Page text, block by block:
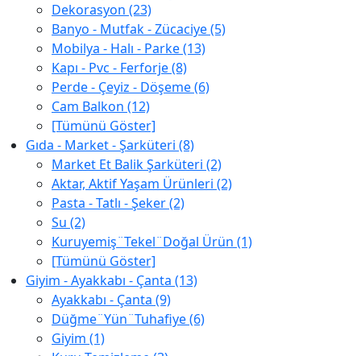
Dekorasyon (23)
Banyo - Mutfak - Zücaciye (5)
Mobilya - Halı - Parke (13)
Kapı - Pvc - Ferforje (8)
Perde - Çeyiz - Döşeme (6)
Cam Balkon (12)
[Tümünü Göster]
Gıda - Market - Şarküteri (8)
Market Et Balik Şarküteri (2)
Aktar, Aktif Yaşam Ürünleri (2)
Pasta - Tatlı - Şeker (2)
Su (2)
Kuruyemiş¨Tekel¨Doğal Ürün (1)
[Tümünü Göster]
Giyim - Ayakkabı - Çanta (13)
Ayakkabı - Çanta (9)
Düğme¨Yün¨Tuhafiye (6)
Giyim (1)